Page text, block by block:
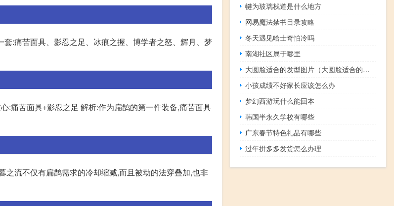
:痛苦面具、影忍之足、冰痕之握、博学者之怒、辉月、梦
:痛苦面具+影忍之足 解析:作为扁鹊的第一件装备,痛苦面具
流不仅有扁鹊需求的冷却缩减,而且被动的法穿叠加,也非
犍为玻璃栈道是什么地方
网易魔法禁书目录攻略
冬天遇见哈士奇怕冷吗
南湖社区属于哪里
大圆脸适合的发型图片（大圆脸适合的发型）
小孩成绩不好家长应该怎么办
梦幻西游玩什么能回本
韩国半永久学校有哪些
广东春节特色礼品有哪些
过年拼多多发货怎么办理